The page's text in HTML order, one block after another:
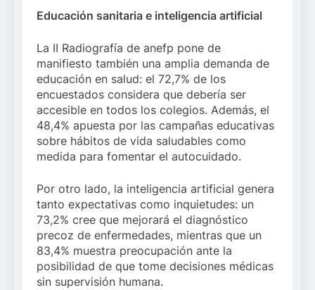
Educación sanitaria e inteligencia artificial
La II Radiografía de anefp pone de
manifiesto también una amplia demanda de
educación en salud: el 72,7% de los
encuestados considera que debería ser
accesible en todos los colegios. Además, el
48,4% apuesta por las campañas educativas
sobre hábitos de vida saludables como
medida para fomentar el autocuidado.
Por otro lado, la inteligencia artificial genera
tanto expectativas como inquietudes: un
73,2% cree que mejorará el diagnóstico
precoz de enfermedades, mientras que un
83,4% muestra preocupación ante la
posibilidad de que tome decisiones médicas
sin supervisión humana.